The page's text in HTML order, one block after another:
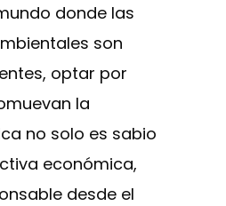
donde las
son
optar por
la
no solo es sabio
económica,
desde el